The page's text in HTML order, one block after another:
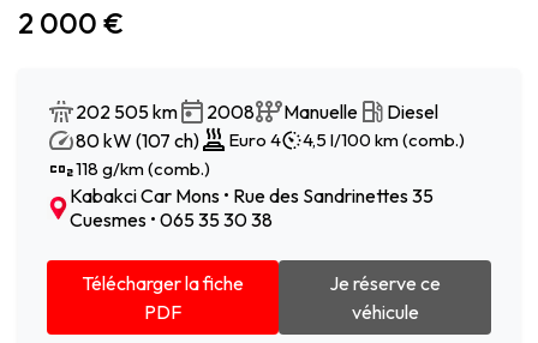
2 000 €
202 505 km 2008 Manuelle
Diesel
80 kW (107 ch)
Euro 4
4,5 l/100 km (comb.)
118 g/km (comb.)
Kabakci Car Mons • Rue des Sandrinettes 35
Cuesmes • 065 35 30 38
Télécharger la fiche
PDF
Je réserve ce
véhicule